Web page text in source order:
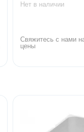
Нет в наличии
Свяжитесь с нами
цены